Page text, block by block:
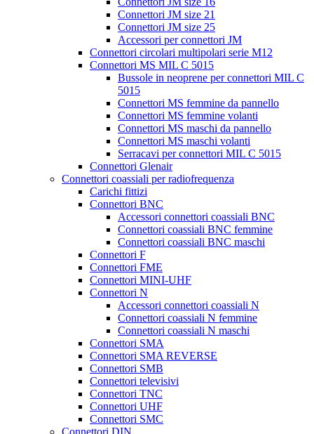
Connettori JM size 21
Connettori JM size 25
Accessori per connettori JM
Connettori circolari multipolari serie M12
Connettori MS MIL C 5015
Bussole in neoprene per connettori MIL C
5015
Connettori MS femmine da pannello
Connettori MS femmine volanti
Connettori MS maschi da pannello
Connettori MS maschi volanti
Serracavi per connettori MIL C 5015
Connettori Glenair
Connettori coassiali per radiofrequenza
Carichi fittizi
Connettori BNC
Accessori connettori coassiali BNC
Connettori coassiali BNC femmine
Connettori coassiali BNC maschi
Connettori F
Connettori FME
Connettori MINI-UHF
Connettori N
Accessori connettori coassiali N
Connettori coassiali N femmine
Connettori coassiali N maschi
Connettori SMA
Connettori SMA REVERSE
Connettori SMB
Connettori televisivi
Connettori TNC
Connettori UHF
Connettori SMC
Connettori DIN